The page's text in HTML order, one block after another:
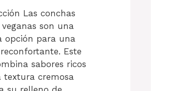
Las conchas
son una
opción para una
Este
sabores ricos
textura cremosa